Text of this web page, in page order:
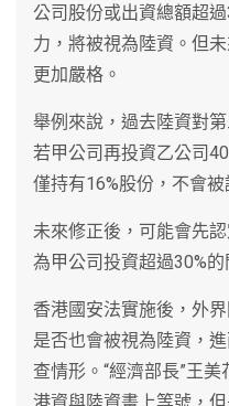
公司股份或出資總額超
力，將被視為陸資。但
更加嚴格。
舉例來說，過去陸資對
若甲公司再投資乙公司
僅持有16%股份，不會被
未來修正後，可能會先
為甲公司投資超過30%
香港國安法實施後，外
是否也會被視為陸資，
查情形。“經濟部長”王